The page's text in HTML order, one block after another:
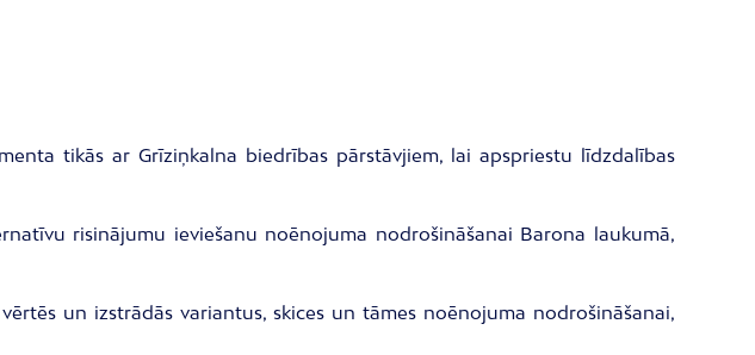
tikās ar Grīziņkalna biedrības pārstāvjiem, lai apspriestu līdzdalības
risinājumu ieviešanu noēnojuma nodrošināšanai Barona laukumā,
un izstrādās variantus, skices un tāmes noēnojuma nodrošināšanai,